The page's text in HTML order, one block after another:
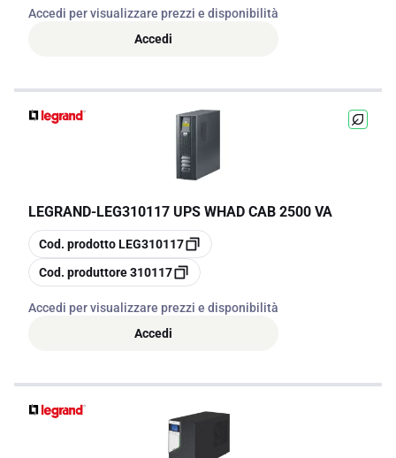
Accedi per visualizzare prezzi e disponibilità
Accedi
LEGRAND-LEG310117 UPS WHAD CAB 2500 VA
copia
Cod. prodottoLEG310117
copia
Cod. produttore310117
Accedi per visualizzare prezzi e disponibilità
Accedi